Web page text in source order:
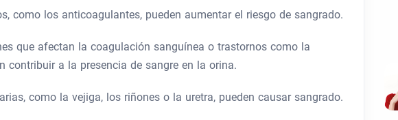
como los anticoagulantes, pueden aumentar el riesgo de sangrado.
que afectan la coagulación sanguínea o trastornos como la
contribuir a la presencia de sangre en la orina.
como la vejiga, los riñones o la uretra, pueden causar sangrado.